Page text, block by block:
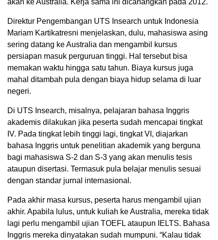
akan ke Australia. Kerja sama ini dicanangkan pada 2012.
Direktur Pengembangan UTS Insearch untuk Indonesia
Mariam Kartikatresni menjelaskan, dulu, mahasiswa asing
sering datang ke Australia dan mengambil kursus
persiapan masuk perguruan tinggi. Hal tersebut bisa
memakan waktu hingga satu tahun. Biaya kursus juga
mahal ditambah pula dengan biaya hidup selama di luar
negeri.
Di UTS Insearch, misalnya, pelajaran bahasa Inggris
akademis dilakukan jika peserta sudah mencapai tingkat
IV. Pada tingkat lebih tinggi lagi, tingkat VI, diajarkan
bahasa Inggris untuk penelitian akademik yang berguna
bagi mahasiswa S-2 dan S-3 yang akan menulis tesis
ataupun disertasi. Termasuk pula belajar menulis sesuai
dengan standar jurnal internasional.
Pada akhir masa kursus, peserta harus mengambil ujian
akhir. Apabila lulus, untuk kuliah ke Australia, mereka tidak
lagi perlu mengambil ujian TOEFL ataupun IELTS. Bahasa
Inggris mereka dinyatakan sudah mumpuni. “Kalau tidak